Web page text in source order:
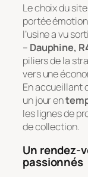
Le choix du
portée
l’usine a vu
– Dauphine,
piliers de la
vers une
En accueillant
un jour en
les lignes de
de collection.
Un rendez-
passionnés